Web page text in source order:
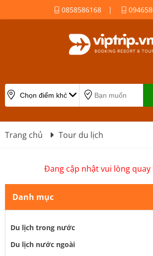
0858586168 |
Trang chủ Tour du lịch
Đang cập nhật vui lòng quay
Danh mục
Du lịch trong nước
Du lịch nước ngoài